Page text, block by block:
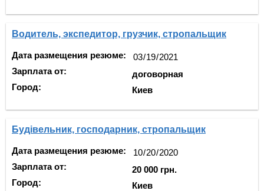
Водитель, экспедитор, грузчик, стропальщик
Дата размещения резюме:
Зарплата от:
Город:
договорная
Киев
Будівельник, господарник, стропальщик
Дата размещения резюме:
Зарплата от:
Город:
20 000 грн.
Киев